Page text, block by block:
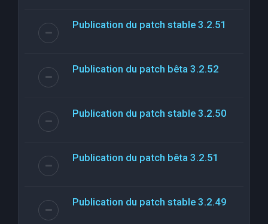
Publication du patch stable 3.2.51
Publication du patch bêta 3.2.52
Publication du patch stable 3.2.50
Publication du patch bêta 3.2.51
Publication du patch stable 3.2.49